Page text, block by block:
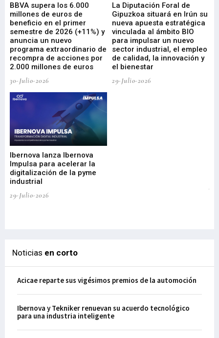
BBVA supera los 6.000
millones de euros de
beneficio en el primer
semestre de 2026 (+11%) y
anuncia un nuevo
programa extraordinario de
recompra de acciones por
2.000 millones de euros
30-Julio-2026
La Diputación Foral de
Gipuzkoa situará en Irún su
nueva apuesta estratégica
vinculada al ámbito BIO
para impulsar un nuevo
sector industrial, el empleo
de calidad, la innovación y
el bienestar
29-Julio-2026
Ibernova lanza Ibernova
Impulsa para acelerar la
digitalización de la pyme
industrial
29-Julio-2026
Noticias en corto
Acicae reparte sus vigésimos premios de la automoción
Ibernova y Tekniker renuevan su acuerdo tecnológico
para una industria inteligente